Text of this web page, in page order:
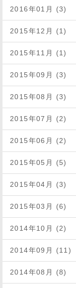
2016年01月 (3)
2015年12月 (1)
2015年11月 (1)
2015年09月 (3)
2015年08月 (3)
2015年07月 (2)
2015年06月 (2)
2015年05月 (5)
2015年04月 (3)
2015年03月 (6)
2014年10月 (2)
2014年09月 (11)
2014年08月 (8)